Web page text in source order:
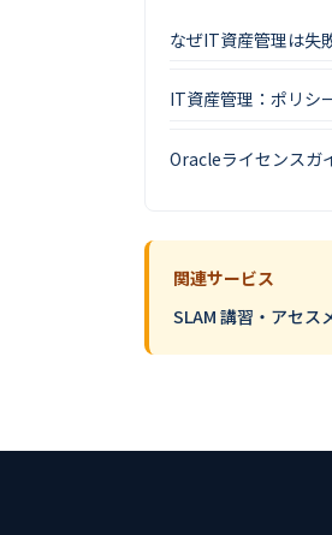
なぜIT資産管理は失
IT資産管理：ポリシ
Oracleライセンスガ
関連サービス
SLAM 講習・アセス